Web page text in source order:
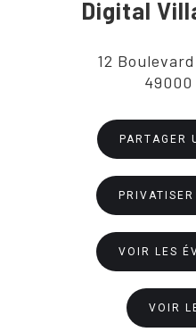
Digital
12
49000
PARTAGER
VOIR LES
VOIR